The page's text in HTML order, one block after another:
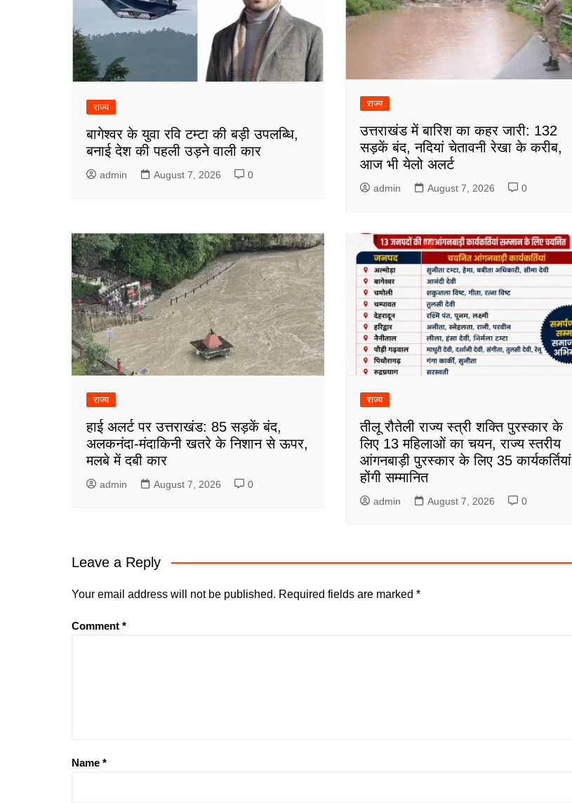
राज्य
बागेश्वर के युवा रवि टम्टा की बड़ी उपलब्धि,
बनाई देश की पहली उड़ने वाली कार
admin August 7, 2026 0
राज्य
उत्तराखंड में बारिश का कहर जारी: 132
सड़कें बंद, नदियां चेतावनी रेखा के करीब,
आज भी येलो अलर्ट
admin August 7, 2026 0
राज्य
हाई अलर्ट पर उत्तराखंड: 85 सड़कें बंद,
अलकनंदा-मंदाकिनी खतरे के निशान से ऊपर,
मलबे में दबी कार
admin August 7, 2026 0
राज्य
तीलू रौतेली राज्य स्त्री शक्ति पुरस्कार के
लिए 13 महिलाओं का चयन, राज्य स्तरीय
आंगनबाड़ी पुरस्कार के लिए 35 कार्यकर्तियां
होंगी सम्मानित
admin August 7, 2026 0
Leave a Reply
Your email address will not be published. Required fields are marked *
Comment *
Name *